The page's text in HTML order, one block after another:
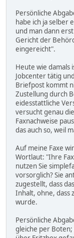
Persönliche
habe ich ja selber
und man dann
Gericht der
eingereicht".
Heute wie damals
Jobcenter tätig
Briefpost kommt
Zustellung durch
eidesstattliche
versucht genau
Faxnachweise
das auch so, weil
Auf meine Faxe
Wortlaut: "Ihre
nutzen Sie
vorsorglich? Sie
zugestellt, dass
Inhalt, ohne, dass
wurde.
Persönliche
gleiche per